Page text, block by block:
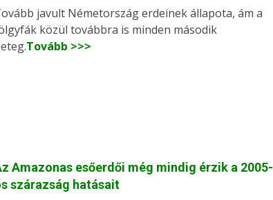
javult Németország erdeinek állapota, ám a
közül továbbra is minden második
Tovább >>>
Amazonas esőerdői még mindig érzik a 2005-
szárazság hatásait